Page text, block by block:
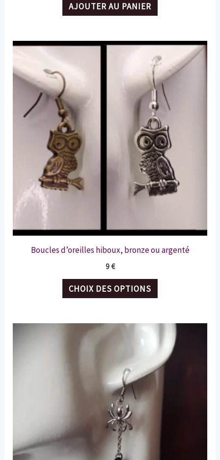
AJOUTER AU PANIER
Boucles d’oreilles hiboux, bronze ou argenté
9€
CHOIX DES OPTIONS
Ce
produit
plusieurs
variations.
Les
options
peuvent